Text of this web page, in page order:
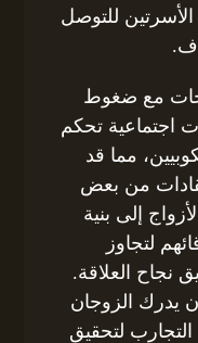
الأسرتين للتوصل
مع ضغوط
اجتماعية تحكم
مما قد
من بعض
إلى بنية
لتجاوز
نجاح العلاقة.
يدرك الزوجان
التجارب لتحقيق